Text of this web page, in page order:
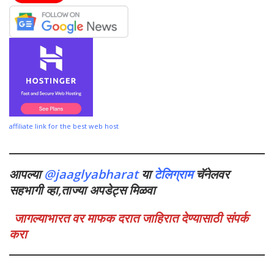
affiliate link for the best web host
आपल्या@jaaglyabharatयाटेलिग्रामचॅनेलवर
सहभागी व्हा,ताज्या अपडेट्स मिळवा
जागल्याभारत वर माफक दरात जाहिरात देण्यासाठी संपर्क
करा